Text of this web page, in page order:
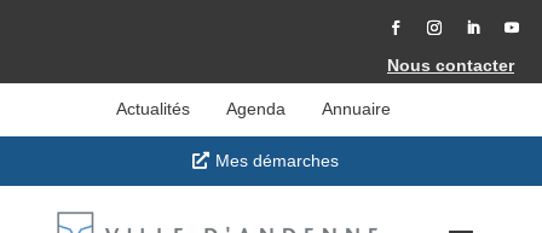
Nous contacter
Actualités Agenda Annuaire
Mes démarches